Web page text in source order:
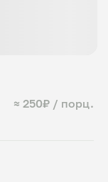
≈ 250₽ / порц.